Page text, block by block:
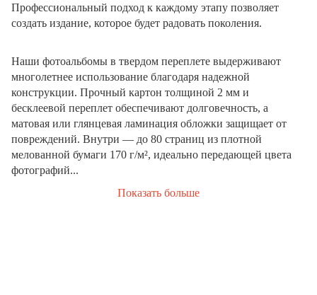
Профессиональный подход к каждому этапу позволяет
создать издание, которое будет радовать поколения.
Наши фотоальбомы в твердом переплете выдерживают
многолетнее использование благодаря надежной
конструкции. Прочный картон толщиной 2 мм и
бесклеевой переплет обеспечивают долговечность, а
матовая или глянцевая ламинация обложки защищает от
повреждений. Внутри — до 80 страниц из плотной
мелованной бумаги 170 г/м², идеально передающей цвета
фотографий...
Показать больше